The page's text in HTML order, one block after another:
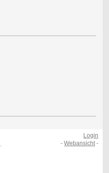
Login
-Webansicht -